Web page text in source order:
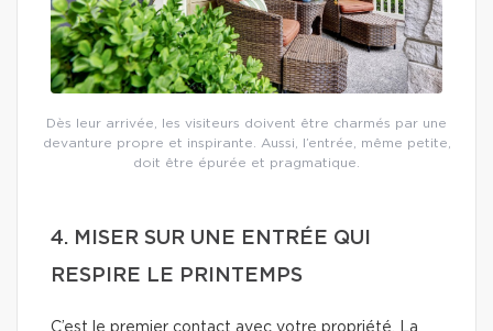
Dès leur arrivée, les visiteurs doivent être charmés par une
devanture propre et inspirante. Aussi, l’entrée, même petite,
doit être épurée et pragmatique.
4. MISER SUR UNE ENTRÉE QUI
RESPIRE LE PRINTEMPS
C’est le premier contact avec votre propriété. La